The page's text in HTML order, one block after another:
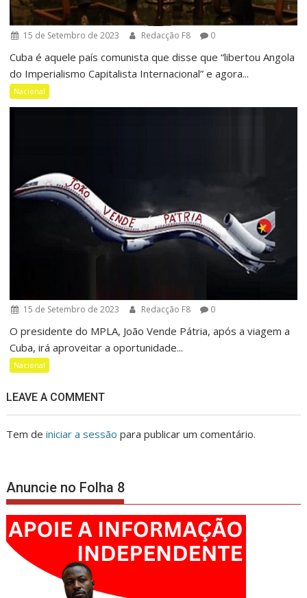
15 de Setembro de 2023 Redacção F8 0
Cuba é aquele país comunista que disse que “libertou Angola
do Imperialismo Capitalista Internacional” e agora...
Nacional
15 de Setembro de 2023 Redacção F8 0
O presidente do MPLA, João Vende Pátria, após a viagem a
Cuba, irá aproveitar a oportunidade...
Nacional
LEAVE A COMMENT
Tem deiniciar a sessão para publicar um comentário.
Anuncie no Folha 8